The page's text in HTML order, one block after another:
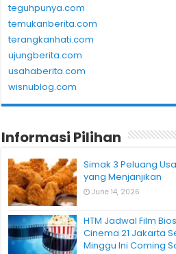
teguhpunya.com
temukanberita.com
terangkanhati.com
ujungberita.com
usahaberita.com
wisnublog.com
Informasi Pilihan
Simak 3 Peluang
yang Menjanjikan
June 14, 2026
HTM Jadwal Film
Cinema 21 Jakarta
Minggu Ini Coming